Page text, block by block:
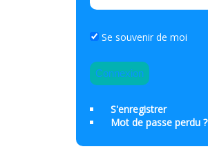
Se souvenir de moi
S'enregistrer
Mot de passe perdu ?